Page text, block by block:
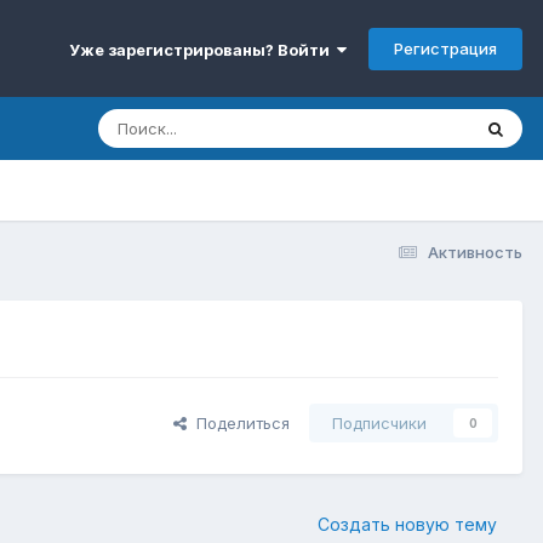
Уже зарегистрированы? Войти Регистрация
Активность
Поделиться Подписчики 0
Создать новую тему